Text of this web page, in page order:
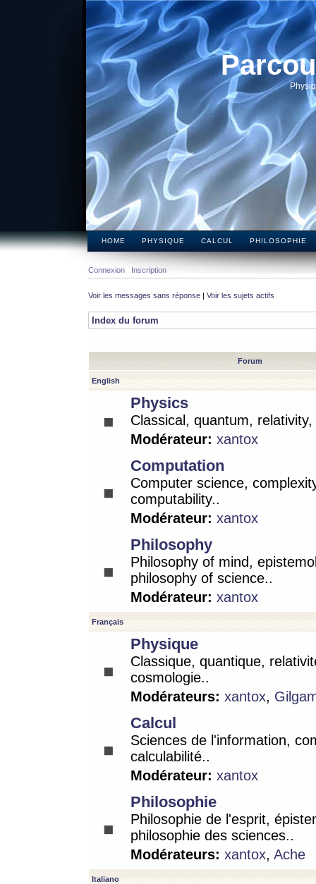
HOME PHYSIQUE CALCUL PHILOSOPHIE
Connexion Inscription
Voir les messages sans réponse | Voir les sujets actifs
Index du forum
Forum
English
Physics
Classical, quantum,
Modérateur: xantox
Computation
Computer science,
computability..
Modérateur: xantox
Philosophy
Philosophy of mind,
philosophy of science..
Modérateur: xantox
Français
Physique
Classique, quantique,
cosmologie..
Modérateurs: xantox,
Calcul
Sciences de l'information,
calculabilité..
Modérateur: xantox
Philosophie
Philosophie de l'esprit,
philosophie des sciences..
Modérateurs: xantox, Ache
Italiano